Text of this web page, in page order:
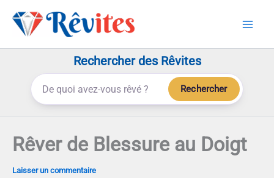
Rechercher des Rêvites
Rechercher
Rêver de Blessure au Doigt
Laisser un commentaire